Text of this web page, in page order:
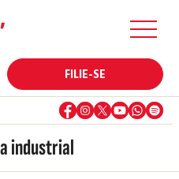
FILIE-SE
industrial